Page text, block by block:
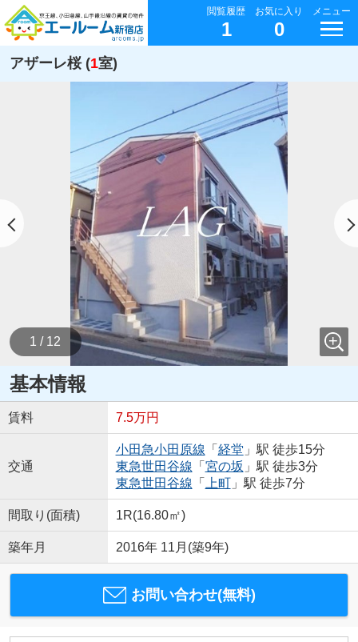
閲覧履歴
1
お気に入り
0
メニュー
アザーレ桜 (1室)
1 / 12
基本情報
賃料 7.5万円
交通
小田急小田原線 「 経堂 」駅 徒歩15分
東急世田谷線 「 宮の坂 」駅 徒歩3分
東急世田谷線 「 上町」駅 徒歩7分
間取り(面積) 1R(16.80㎡)
築年月 2016年 11月(築9年)
お問い合わせ(無料)